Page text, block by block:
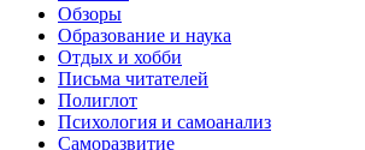
Обзоры
Образование и наука
Отдых и хобби
Письма читателей
Полиглот
Психология и самоанализ
Саморазвитие